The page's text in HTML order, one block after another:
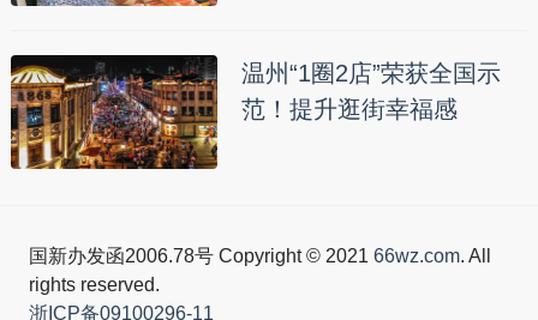
温州“1圈2店”荣获全国示
范！提升逛街幸福感
国新办发函2006.78号 Copyright © 2021 66wz.com. All
rights reserved.
浙ICP备09100296-11